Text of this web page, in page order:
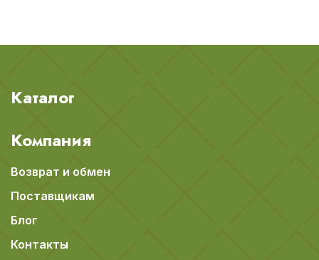
Каталог
Компания
Возврат и обмен
Поставщикам
Блог
Контакты